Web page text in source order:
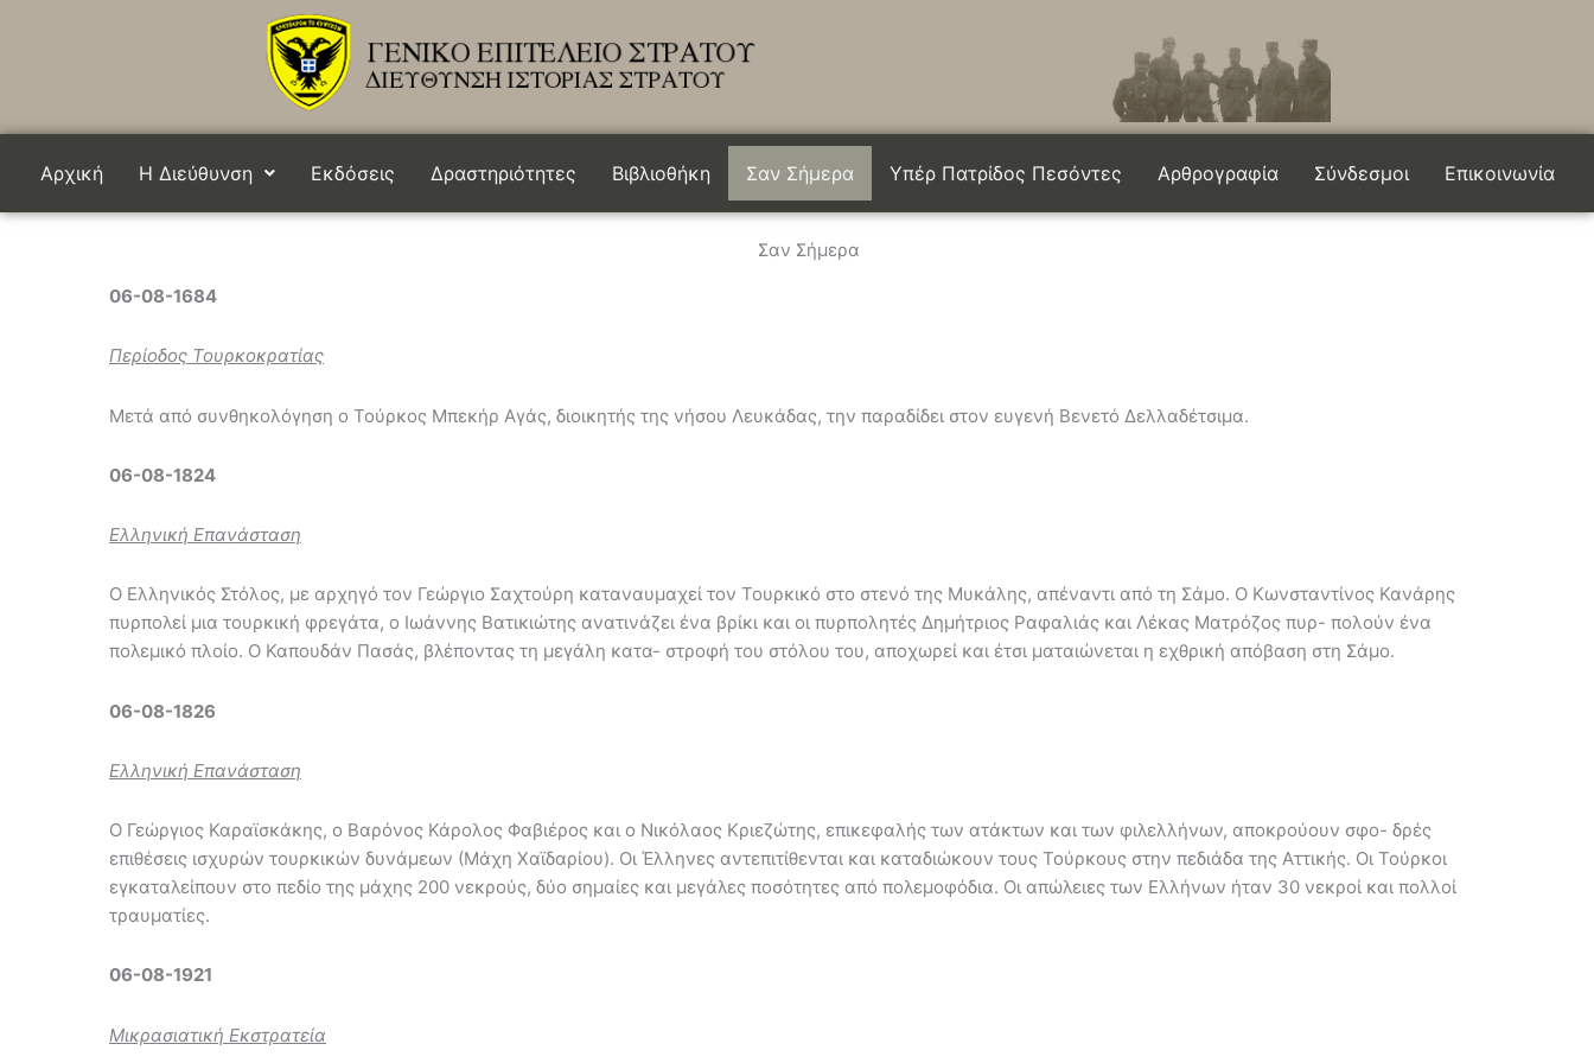
Αρχική Η Διεύθυνση Εκδόσεις Δραστηριότητες Βιβλιοθήκη Σαν Σήμερα Υπέρ Πατρίδος Πεσόντες Αρθρογραφία Σύνδεσμοι Επικοινωνία
Σαν Σήμερα
06-08-1684
Περίοδος Τουρκοκρατίας
Μετά από συνθηκολόγηση ο Τούρκος Μπεκήρ Αγάς, διοικητής της νήσου Λευκάδας, την παραδίδει στον ευγενή Βενετό Δελλαδέτσιμα.
06-08-1824
Ελληνική Επανάσταση
Ο Ελληνικός Στόλος, με αρχηγό τον Γεώργιο Σαχτούρη καταναυμαχεί τον Τουρκικό στο στενό της Μυκάλης, απέναντι από τη Σάμο. Ο Κωνσταντίνος Κανάρης
πυρπολεί μια τουρκική φρεγάτα, ο Ιωάννης Βατικιώτης ανατινάζει ένα βρίκι και οι πυρπολητές Δημήτριος Ραφαλιάς και Λέκας Ματρόζος πυρ- πολούν ένα
πολεμικό πλοίο. Ο Καπουδάν Πασάς, βλέποντας τη μεγάλη κατα- στροφή του στόλου του, αποχωρεί και έτσι ματαιώνεται η εχθρική απόβαση στη Σάμο.
06-08-1826
Ελληνική Επανάσταση
Ο Γεώργιος Καραϊσκάκης, ο Βαρόνος Κάρολος Φαβιέρος και ο Νικόλαος Κριεζώτης, επικεφαλής των ατάκτων και των φιλελλήνων, αποκρούουν σφο- δρές
επιθέσεις ισχυρών τουρκικών δυνάμεων (Μάχη Χαϊδαρίου). Οι Έλληνες αντεπιτίθενται και καταδιώκουν τους Τούρκους στην πεδιάδα της Αττικής. Οι Τούρκοι
εγκαταλείπουν στο πεδίο της μάχης 200 νεκρούς, δύο σημαίες και μεγάλες ποσότητες από πολεμοφόδια. Οι απώλειες των Ελλήνων ήταν 30 νεκροί και πολλοί
τραυματίες.
06-08-1921
Μικρασιατική Εκστρατεία